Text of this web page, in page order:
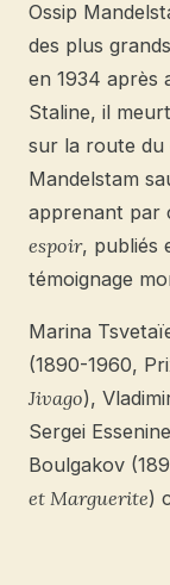
Ossip
des plus
en 1934 après
Staline, il
sur la route du
Mandelstam
apprenant par
espoir, publiés
témoignage
Marina
(1890-1960,
Jivago),
Sergei
Boulgakov
et Marguerite)